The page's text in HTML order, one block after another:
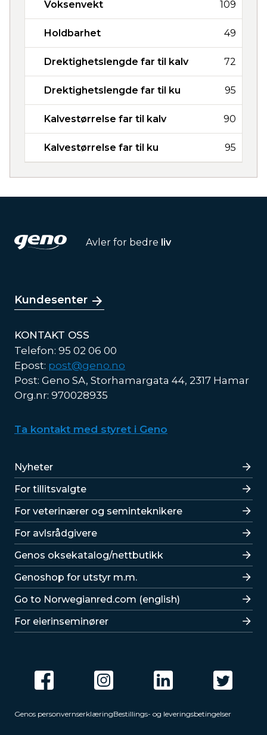
Voksenvekt 109
Holdbarhet 49
Drektighetslengde far til kalv 72
Drektighetslengde far til ku 95
Kalvestørrelse far til kalv 90
Kalvestørrelse far til ku 95
Avler for bedre liv
Kundesenter
KONTAKT OSS
Telefon: 95 02 06 00
Epost: post@geno.no
Post: Geno SA, Storhamargata 44, 2317 Hamar
Org.nr: 970028935
Ta kontakt med styret i Geno
Lenker
Nyheter
For tillitsvalgte
For veterinærer og seminteknikere
For avlsrådgivere
Lenker
Genos oksekatalog/nettbutikk
Genoshop for utstyr m.m.
Go to Norwegianred.com (english)
For eierinseminører
Genos personvernserklæringBestillings- og leveringsbetingelser